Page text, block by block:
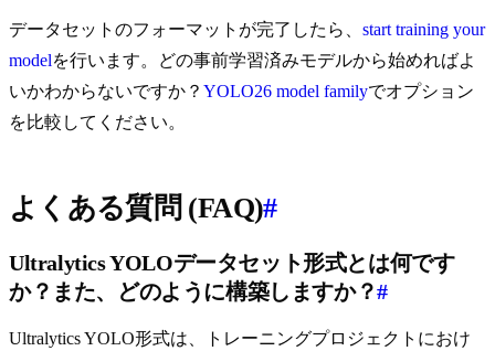
データセットのフォーマットが完了したら、 start training your
modelを行います。どの事前学習済みモデルから始めればよ
いかわからないですか？ YOLO26 model familyでオプション
を比較してください。
よくある質問 (FAQ)#
Ultralytics YOLOデータセット形式とは何です
か？また、どのように構築しますか？#
Ultralytics YOLO形式は、トレーニングプロジェクトにおけ